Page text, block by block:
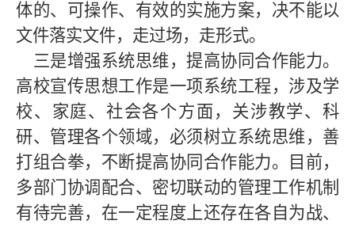
体的、可操作、有效的实施方案，决不能以
文件落实文件，走过场，走形式。
三是增强系统思维，提高协同合作能力。
高校宣传思想工作是一项系统工程，涉及学
校、家庭、社会各个方面，关涉教学、科
研、管理各个领域，必须树立系统思维，善
打组合拳，不断提高协同合作能力。目前，
多部门协调配合、密切联动的管理工作机制
有待完善，在一定程度上还存在各自为战、